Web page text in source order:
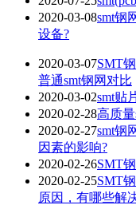
2020-03-08smt钢
设备?
2020-03-07SMT
普通smt钢网对比
2020-03-02smt贴
2020-02-28高质
2020-02-27smt钢
因素的影响?
2020-02-26SMT
2020-02-25SMT
原因，有哪些解